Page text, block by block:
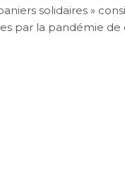
solidaires »
par la pandémie de